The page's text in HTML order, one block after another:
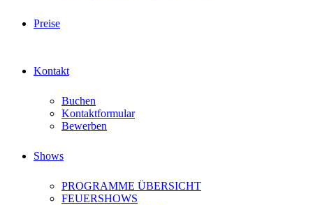
Preise
Kontakt
Buchen
Kontaktformular
Bewerben
Shows
PROGRAMME ÜBERSICHT
FEUERSHOWS